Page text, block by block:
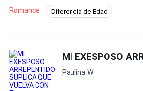
practicar el aborto. Deanne
su bebé ella misma y decide pedir el
de la ciudad. Un día Ellen, la hermana
se da cuenta de que tiene una sobrina
hermano amenazando con decirle a
hace él mismo. Pero hay alguien que
Romance Diferencia de Edad
Ritmo Rápido
Paulina W